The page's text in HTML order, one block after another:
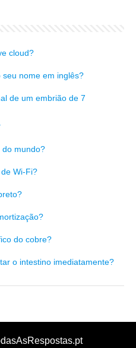
cloud?
nome em inglês?
de um embrião de 7
do mundo?
Wi-Fi?
do cobre?
o intestino imediatamente?